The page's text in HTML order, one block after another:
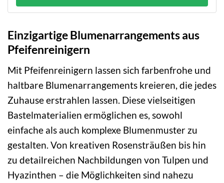
Einzigartige Blumenarrangements aus
Pfeifenreinigern
Mit Pfeifenreinigern lassen sich farbenfrohe und
haltbare Blumenarrangements kreieren, die jedes
Zuhause erstrahlen lassen. Diese vielseitigen
Bastelmaterialien ermöglichen es, sowohl
einfache als auch komplexe Blumenmuster zu
gestalten. Von kreativen Rosensträußen bis hin
zu detailreichen Nachbildungen von Tulpen und
Hyazinthen – die Möglichkeiten sind nahezu